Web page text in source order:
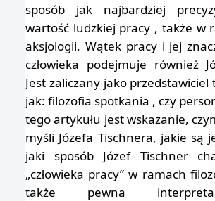
sposób jak najbardziej
wartość ludzkiej pracy , także w
aksjologii. Wątek pracy i jej
człowieka podejmuje również
Jest zaliczany jako
jak: filozofia spotkania , czy
tego artykułu jest wskazanie,
myśli Józefa Tischnera, jakie są
jaki sposób Józef Tischner
„człowieka pracy” w ramach
także pewna